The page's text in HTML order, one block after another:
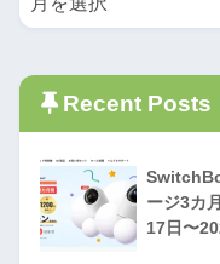
Recent Posts
ージ3カ
17日〜